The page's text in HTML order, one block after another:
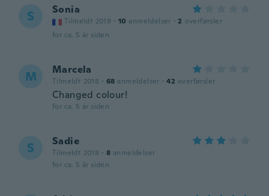
S Sonia
Tilmeldt 2019 · 10 anmeldelser · 2 overførsler
for ca. 5 år siden
M Marcela
Tilmeldt 2018 · 68 anmeldelser · 42 overførsler
Changed colour!
for ca. 5 år siden
S Sadie
Tilmeldt 2018 · 8 anmeldelser
for ca. 5 år siden